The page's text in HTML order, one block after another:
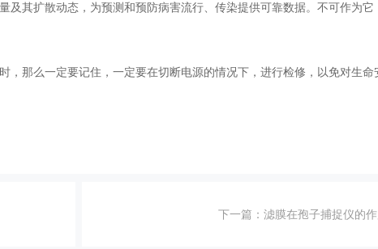
及其扩散动态，为预测和预防病害流行、传染提供可靠数据。不可作为它
，那么一定要记住，一定要在切断电源的情况下，进行检修，以免对生命
下一篇：滤膜在孢子捕捉仪的